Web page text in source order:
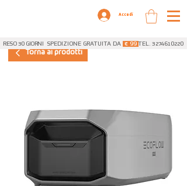
Accedi
RESO 30 GIORNI SPEDIZIONE GRATUITA DA € 99TEL. 3274610220
Torna ai prodotti